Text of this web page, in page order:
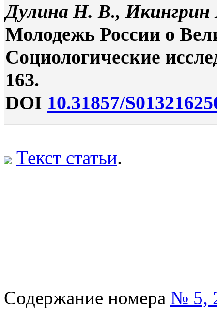
Дулина Н. В.,
Молодежь России о
Социологические
163.
DOI 10.31857/
Текст статьи.
Содержание номера № 5,